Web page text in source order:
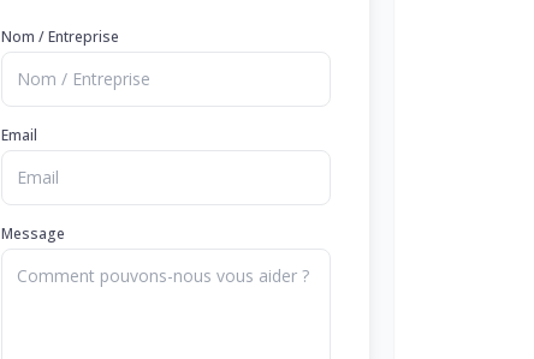
Nom / Entreprise
Email
Message